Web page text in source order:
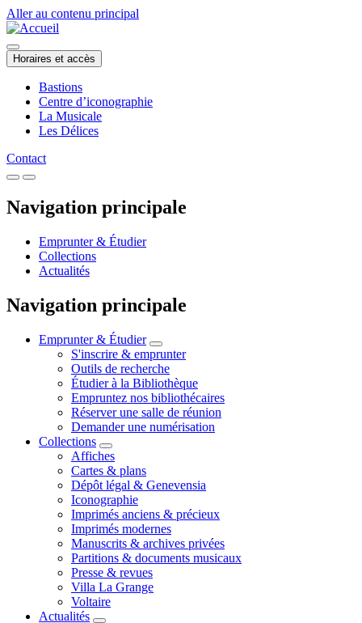
Aller au contenu principal
Horaires et accès
Bastions
Centre d’iconographie
La Musicale
Les Délices
Contact
Navigation principale
Emprunter & Étudier
Collections
Actualités
Navigation principale
Emprunter & Étudier
S'inscrire & emprunter
Outils de recherche
Étudier à la Bibliothèque
Empruntez nos bibliothécaires
Réserver une salle de réunion
Demander une numérisation
Collections
Affiches
Cartes & plans
Dépôt légal & Genevensia
Iconographie
Imprimés anciens & précieux
Imprimés modernes
Manuscrits & archives privées
Partitions & documents musicaux
Presse & revues
Villa La Grange
Voltaire
Actualités